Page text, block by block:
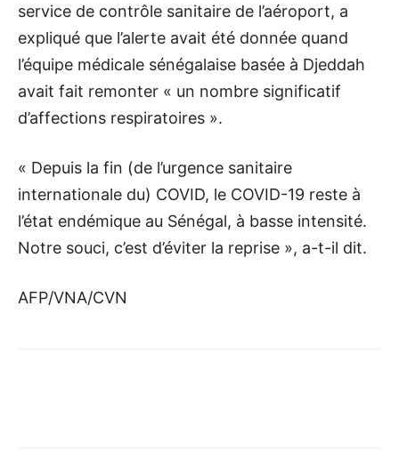
service de contrôle sanitaire de l’aéroport, a
expliqué que l’alerte avait été donnée quand
l’équipe médicale sénégalaise basée à Djeddah
avait fait remonter « un nombre significatif
d’affections respiratoires ».
« Depuis la fin (de l’urgence sanitaire
internationale du) COVID, le COVID-19 reste à
l’état endémique au Sénégal, à basse intensité.
Notre souci, c’est d’éviter la reprise », a-t-il dit.
AFP/VNA/CVN